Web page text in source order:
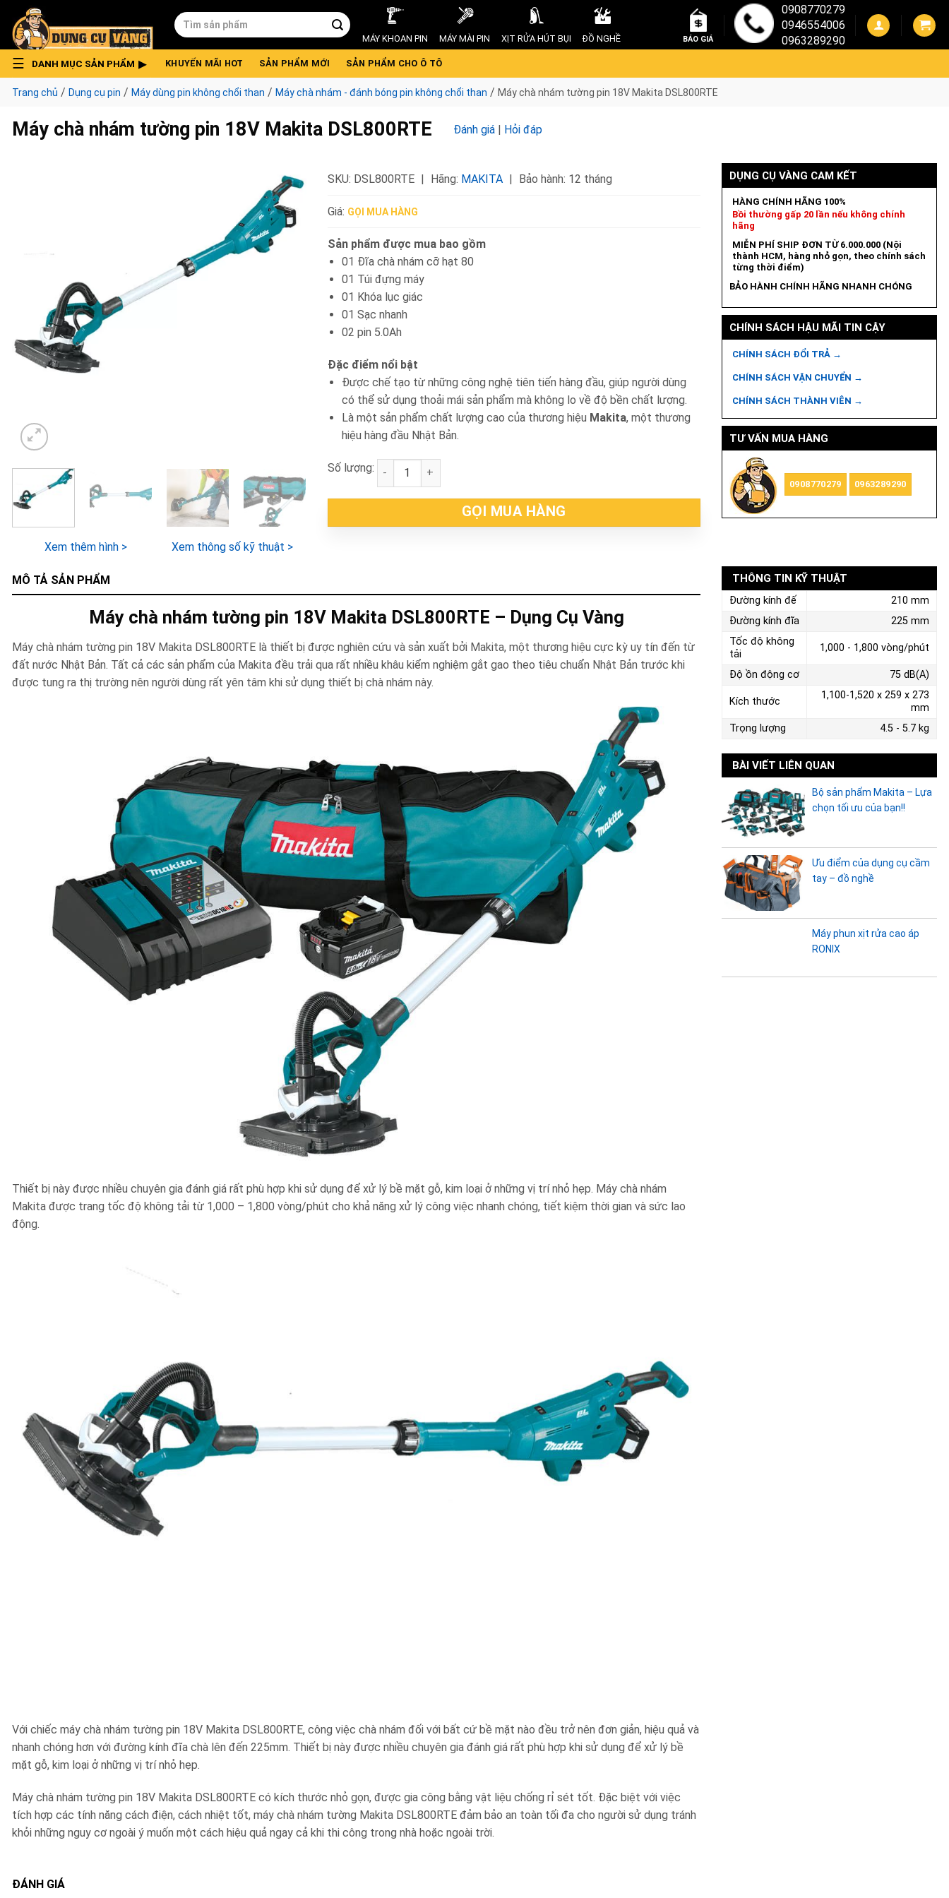
content
Tìm
kiếm:
MÁY KHOAN PIN MÁY MÀI PIN XỊT RỬA HÚT BỤI ĐỒ NGHỀ BÁO GIÁ
0908770279
0946554006
0963289290
DANH MỤC SẢN PHẨM KHUYẾN MÃI HOT SẢN PHẨM MỚI SẢN PHẨM CHO Ô TÔ
Trang chủ / Dụng cụ pin / Máy dùng pin không chổi than / Máy chà nhám - đánh bóng pin không chổi than / Máy chà nhám tường pin 18V Makita DSL800RTE
Máy chà nhám tường pin 18V Makita DSL800RTE Đánh giá | Hỏi đáp
Xem thêm hình > Xem thông số kỹ thuật >
SKU: DSL800RTE Hãng: MAKITA Bảo hành: 12 tháng
Giá: GỌI MUA HÀNG
Sản phẩm được mua bao gồm
01 Đĩa chà nhám cỡ hạt 80
01 Túi đựng máy
01 Khóa lục giác
01 Sạc nhanh
02 pin 5.0Ah
Đặc điểm nổi bật
Được chế tạo từ những công nghệ tiên tiến hàng đầu, giúp người dùng
có thể sử dụng thoải mái sản phẩm mà không lo về độ bền chất lượng.
Là một sản phẩm chất lượng cao của thương hiệu Makita, một thương
hiệu hàng đầu Nhật Bản.
Số lượng: Máy chà nhám tường pin 18V Makita DSL800RTE số lượng
GỌI MUA HÀNG
DỤNG CỤ VÀNG CAM KẾT
HÀNG CHÍNH HÃNG 100%
Bồi thường gấp 20 lần nếu không chính
hãng
MIỄN PHÍ SHIP ĐƠN TỪ 6.000.000 (Nội
thành HCM, hàng nhỏ gọn, theo chính sách
từng thời điểm)
BẢO HÀNH CHÍNH HÃNG NHANH CHÓNG
CHÍNH SÁCH HẬU MÃI TIN CẬY
CHÍNH SÁCH ĐỔI TRẢ →
CHÍNH SÁCH VẬN CHUYỂN →
CHÍNH SÁCH THÀNH VIÊN →
TƯ VẤN MUA HÀNG
0908770279 0963289290
MÔ TẢ SẢN PHẨM
Máy chà nhám tường pin 18V Makita DSL800RTE – Dụng Cụ Vàng
Máy chà nhám tường pin 18V Makita DSL800RTE là thiết bị được nghiên cứu và sản xuất bởi Makita, một thương hiệu cực kỳ uy tín đến từ
đất nước Nhật Bản. Tất cả các sản phẩm của Makita đều trải qua rất nhiều khâu kiểm nghiệm gắt gao theo tiêu chuẩn Nhật Bản trước khi
được tung ra thị trường nên người dùng rất yên tâm khi sử dụng thiết bị chà nhám này.
Thiết bị này được nhiều chuyên gia đánh giá rất phù hợp khi sử dụng để xử lý bề mặt gỗ, kim loại ở những vị trí nhỏ hẹp. Máy chà nhám
Makita được trang tốc độ không tải từ 1,000 – 1,800 vòng/phút cho khả năng xử lý công việc nhanh chóng, tiết kiệm thời gian và sức lao
động.
Với chiếc máy chà nhám tường pin 18V Makita DSL800RTE, công việc chà nhám đối với bất cứ bề mặt nào đều trở nên đơn giản, hiệu quả và
nhanh chóng hơn với đường kính đĩa chà lên đến 225mm. Thiết bị này được nhiều chuyên gia đánh giá rất phù hợp khi sử dụng để xử lý bề
mặt gỗ, kim loại ở những vị trí nhỏ hẹp.
Máy chà nhám tường pin 18V Makita DSL800RTE có kích thước nhỏ gọn, được gia công bằng vật liệu chống rỉ sét tốt. Đặc biệt với việc
tích hợp các tính năng cách điện, cách nhiệt tốt, máy chà nhám tường Makita DSL800RTE đảm bảo an toàn tối đa cho người sử dụng tránh
khỏi những nguy cơ ngoài ý muốn một cách hiệu quả ngay cả khi thi công trong nhà hoặc ngoài trời.
ĐÁNH GIÁ
THÔNG TIN KỸ THUẬT
Đường kính đế
210 mm
Đường kính đĩa
225 mm
Tốc độ không
tải
1,000 - 1,800 vòng/phút
Độ ồn động cơ 75 dB(A)
Kích thước
1,100-1,520 x 259 x 273
mm
Trọng lượng
4.5 - 5.7 kg
BÀI VIẾT LIÊN QUAN
Bộ sản phẩm Makita – Lựa
chọn tối ưu của bạn!!
Ưu điểm của dụng cụ cầm
tay – đồ nghề
Máy phun xịt rửa cao áp
RONIX